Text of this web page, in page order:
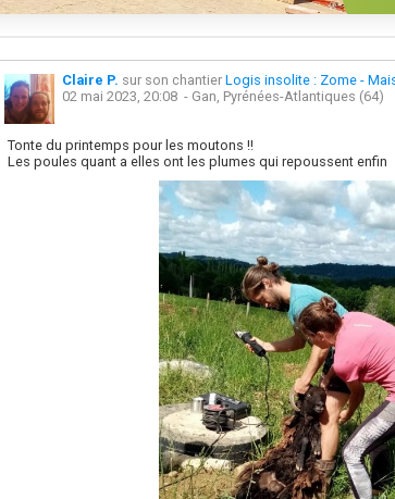
Claire P. sur son chantier Logis insolite : Zome -
02 mai 2023, 20:08 - Gan, Pyrénées-Atlantiques (64)
Tonte du printemps pour les moutons !!
Les poules quant a elles ont les plumes qui repoussent enfin